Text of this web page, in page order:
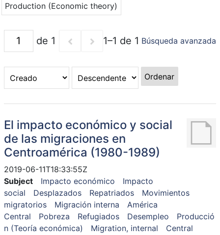
GALERÍA
Production (Economic theory)
de 1 1–1 de 1 Búsqueda avanzada
Ordenar
El impacto económico y social
de las migraciones en
Centroamérica (1980-1989)
2019-06-11T18:33:55Z
Subject
Impacto económico
Impacto
social
Desplazados Repatriados
Movimientos
migratorios
Migración interna
América
Central
Pobreza Refugiados Desempleo
Producció
n (Teoría económica)
Migration, internal Central